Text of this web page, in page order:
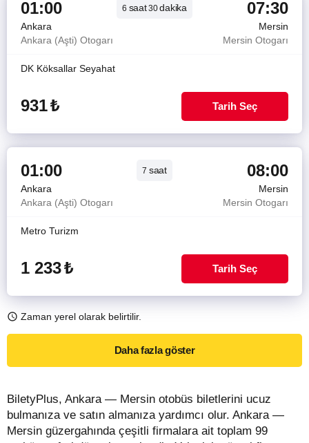
01:00 6 saat30dakika 07:30
Ankara
Mersin
Ankara (Aşti) Otogarı
Mersin Otogarı
DK Köksallar Seyahat
931₺ Tarih Seç
01:00 7 saat 08:00
Ankara
Mersin
Ankara (Aşti) Otogarı
Mersin Otogarı
Metro Turizm
1 233₺ Tarih Seç
Zaman yerel olarak belirtilir.
Daha fazla göster
BiletyPlus, Ankara — Mersin otobüs biletlerini ucuz
bulmanıza ve satın almanıza yardımcı olur. Ankara —
Mersin güzergahında çeşitli firmalara ait toplam 99